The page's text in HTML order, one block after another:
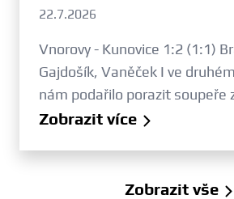
22.7.2026
Vnorovy - Kunovice 1:2 (1:1)
Gajdošík, Vaněček I ve
nám podařilo porazit soupeře
Zobrazit více
Zobrazit vše